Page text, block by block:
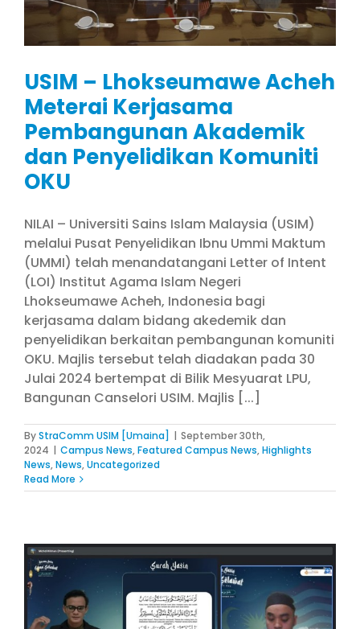
USIM – Lhokseumawe Acheh
Meterai Kerjasama
Pembangunan Akademik
dan Penyelidikan Komuniti
OKU
NILAI – Universiti Sains Islam Malaysia (USIM)
melalui Pusat Penyelidikan Ibnu Ummi Maktum
(UMMI) telah menandatangani Letter of Intent
(LOI) Institut Agama Islam Negeri
Lhokseumawe Acheh, Indonesia bagi
kerjasama dalam bidang akedemik dan
penyelidikan berkaitan pembangunan komuniti
OKU. Majlis tersebut telah diadakan pada 30
Julai 2024 bertempat di Bilik Mesyuarat LPU,
Bangunan Canselori USIM. Majlis [...]
ByStraComm USIM [Umaina] | September 30th,
2024 | Campus News,Featured Campus News,Highlights
News,News,Uncategorized
Read More